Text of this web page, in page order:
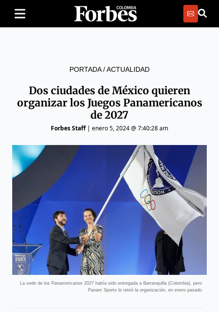
PORTADA/ACTUALIDAD
Dos ciudades de México quieren
organizar los Juegos Panamericanos
de 2027
Forbes Staff| enero 5, 2024 @ 7:40:28 am
La sede de los Panamericanos 2027 había sido entregada a Barranquilla (Colombia), pero
Panam Sports le retiró la organización, en enero pasado